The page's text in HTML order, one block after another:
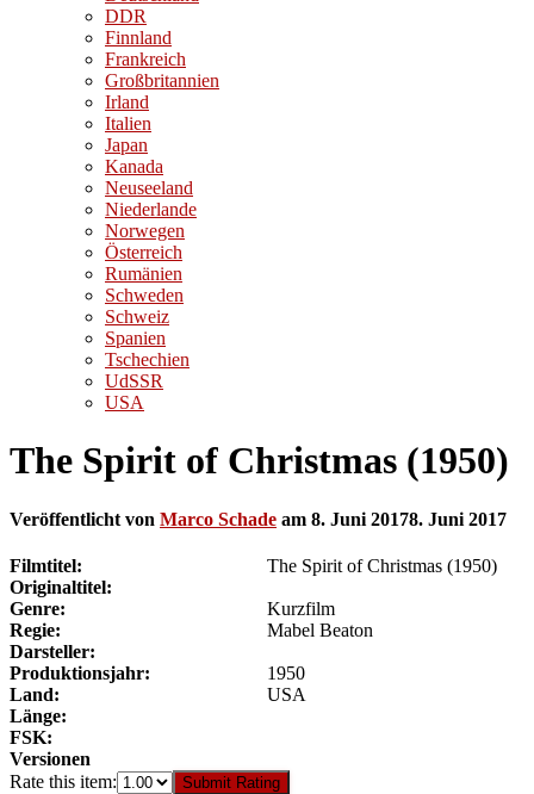
DDR
Finnland
Frankreich
Großbritannien
Irland
Italien
Japan
Kanada
Neuseeland
Niederlande
Norwegen
Österreich
Rumänien
Schweden
Schweiz
Spanien
Tschechien
UdSSR
USA
The Spirit of Christmas (1950)
Veröffentlicht von Marco Schade am 8. Juni 20178. Juni 2017
Filmtitel:
The Spirit of Christmas (1950)
Originaltitel:
Genre:
Kurzfilm
Regie:
Mabel Beaton
Darsteller:
Produktionsjahr:
1950
Land:
USA
Länge:
FSK:
Versionen
Rate this item:
Submit Rating